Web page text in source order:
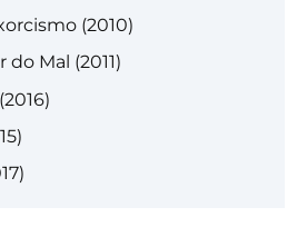
(2010)
Mal (2011)